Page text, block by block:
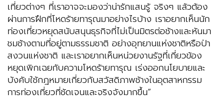
เที่ยวต่างๆ ที่เราอาจจะมองว่าน่ารักแสนรู้ จริงๆ แล้วต้อง
ผ่านการฝึกที่โหดร้ายทารุณมาอย่างไรบ้าง เราอยากเห็นนัก
ท่องเที่ยวหยุดสนับสนุนธุรกิจที่ไม่เป็นมิตรต่อช้างและหันมา
ชมช้างตามที่อยู่ตามธรรมชาติ อย่างอุทยานแห่งชาติหรือป่า
สงวนแห่งชาติ และเราอยากเห็นหน่วยงานรัฐที่เกี่ยวข้อง
หยุดเพิกเฉยกับความโหดร้ายทารุณ เร่งออกนโยบายและ
บังคับใช้กฎหมายเกี่ยวกับสวัสดิภาพช้างในอุตสาหกรรม
การท่องเที่ยวที่ชัดเจนและจริงจังมากขึ้น”